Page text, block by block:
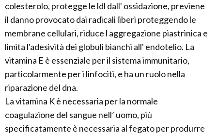
colesterolo, protegge le ldl dall' ossidazione, previene
il danno provocato dai radicali liberi proteggendo le
membrane cellulari, riduce l aggregazione piastrinica e
limita l'adesività dei globuli bianchi all' endotelio. La
vitamina E è essenziale per il sistema immunitario,
particolarmente per i linfociti, e ha un ruolo nella
riparazione del dna.
La vitamina K è necessaria per la normale
coagulazione del sangue nell’ uomo, più
specificatamente è necessaria al fegato per produrre